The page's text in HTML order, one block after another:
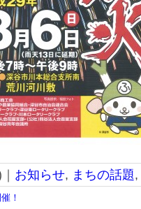
お知らせ, まちの話題,
！